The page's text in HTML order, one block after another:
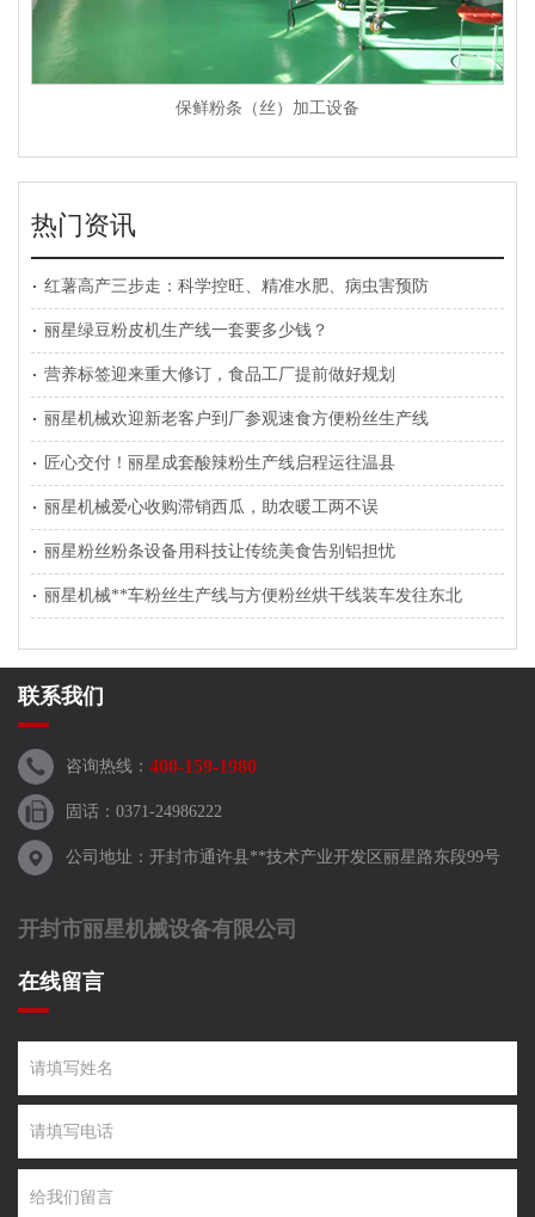
保鲜粉条（丝）加工设备
热门资讯
红薯高产三步走：科学控旺、精准水肥、病虫害预防
丽星绿豆粉皮机生产线一套要多少钱？
营养标签迎来重大修订，食品工厂提前做好规划
丽星机械欢迎新老客户到厂参观速食方便粉丝生产线
匠心交付！丽星成套酸辣粉生产线启程运往温县
丽星机械爱心收购滞销西瓜，助农暖工两不误
丽星粉丝粉条设备用科技让传统美食告别铝担忧
丽星机械**车粉丝生产线与方便粉丝烘干线装车发往东北
联系我们
咨询热线： 400-159-1980
固话：0371-24986222
公司地址：开封市通许县**技术产业开发区丽星路东段99号
开封市丽星机械设备有限公司
在线留言